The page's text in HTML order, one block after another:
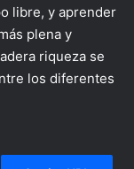
libre, y aprender
plena y
riqueza se
los diferentes